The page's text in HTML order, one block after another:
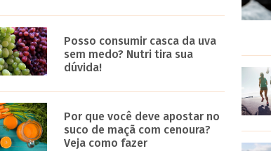
Posso consumir casca da uva
sem medo? Nutri tira sua
dúvida!
Por que você deve apostar no
suco de maçã com cenoura?
Veja como fazer